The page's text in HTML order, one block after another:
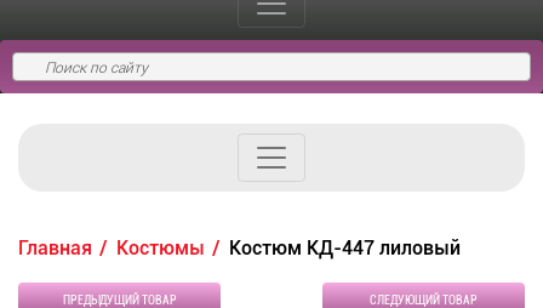
Главная Костюмы Костюм КД-447 лиловый
ПРЕДЫДУЩИЙ ТОВАР СЛЕДУЮЩИЙ ТОВАР